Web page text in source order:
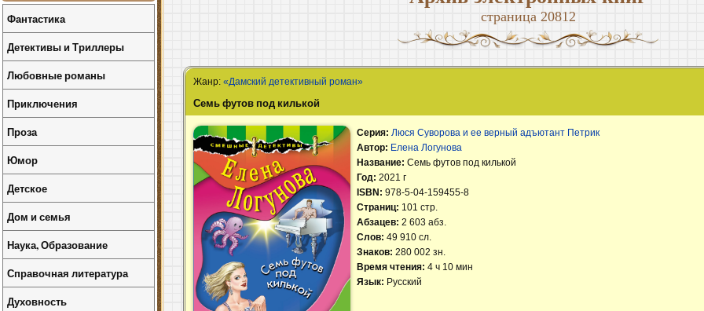
страница 20812
Жанр:«Дамский детективный роман»
Семь футов под килькой
Серия:Люся Суворова и ее верный адъютант Петрик
Автор: Елена Логунова
Название:Семь футов под килькой
Год:2021 г
ISBN:978-5-04-159455-8
Страниц: 101 стр.
Абзацев:2 603 абз.
Слов:49 910 сл.
Знаков:280 002 зн.
Время чтения:4 ч 10 мин
Язык: Русский
Фантастика
Детективы и Триллеры
Любовные романы
Приключения
Проза
Юмор
Детское
Дом и семья
Наука, Образование
Справочная литература
Духовность